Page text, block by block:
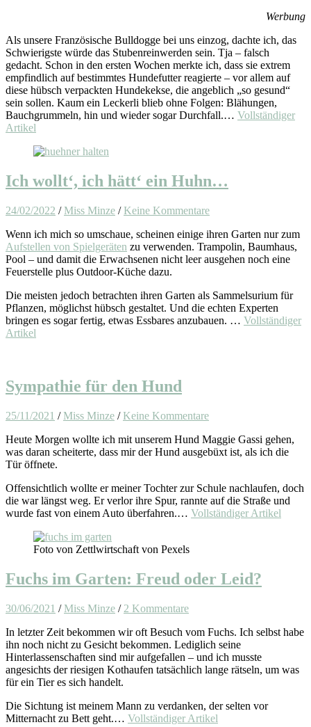
Werbung
Als unsere Französische Bulldogge bei uns einzog, dachte ich, das
Schwierigste würde das Stubenreinwerden sein. Tja – falsch
gedacht. Schon in den ersten Wochen merkte ich, dass sie extrem
empfindlich auf bestimmtes Hundefutter reagierte – vor allem auf
diese hübsch verpackten Hundekekse, die angeblich „so gesund“
sein sollen. Kaum ein Leckerli blieb ohne Folgen: Blähungen,
Bauchgrummeln, hin und wieder sogar Durchfall.… Vollständiger
Artikel
Ich wollt‘, ich hätt‘ ein Huhn…
24/02/2022 /Miss Minze /Keine Kommentare
Wenn ich mich so umschaue, scheinen einige ihren Garten nur zum
Aufstellen von Spielgeräten zu verwenden. Trampolin, Baumhaus,
Pool – und damit die Erwachsenen nicht leer ausgehen noch eine
Feuerstelle plus Outdoor-Küche dazu.
Die meisten jedoch betrachten ihren Garten als Sammelsurium für
Pflanzen, möglichst hübsch gestaltet. Und die echten Experten
bringen es sogar fertig, etwas Essbares anzubauen. … Vollständiger
Artikel
Sympathie für den Hund
25/11/2021 /Miss Minze /Keine Kommentare
Heute Morgen wollte ich mit unserem Hund Maggie Gassi gehen,
was daran scheiterte, dass mir der Hund ausgebüxt ist, als ich die
Tür öffnete.
Offensichtlich wollte er meiner Tochter zur Schule nachlaufen, doch
die war längst weg. Er verlor ihre Spur, rannte auf die Straße und
wurde fast von einem Auto überfahren.… Vollständiger Artikel
Foto von Zettlwirtschaft von Pexels
Fuchs im Garten: Freud oder Leid?
30/06/2021 /Miss Minze / 2 Kommentare
In letzter Zeit bekommen wir oft Besuch vom Fuchs. Ich selbst habe
ihn noch nicht zu Gesicht bekommen. Lediglich seine
Hinterlassenschaften sind mir aufgefallen – und ich musste
angesichts der riesigen Kothaufen tatsächlich lange rätseln, um was
für ein Tier es sich handelt.
Die Sichtung ist meinem Mann zu verdanken, der selten vor
Mitternacht zu Bett geht.… Vollständiger Artikel